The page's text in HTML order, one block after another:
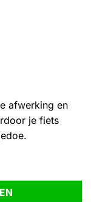
afwerking en
je fiets